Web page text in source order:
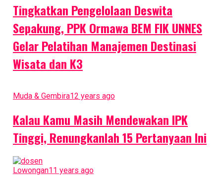
Tingkatkan Pengelolaan Deswita
Sepakung, PPK Ormawa BEM FIK UNNES
Gelar Pelatihan Manajemen Destinasi
Wisata dan K3
Muda & Gembira12 years ago
Kalau Kamu Masih Mendewakan IPK
Tinggi, Renungkanlah 15 Pertanyaan Ini
Lowongan11 years ago